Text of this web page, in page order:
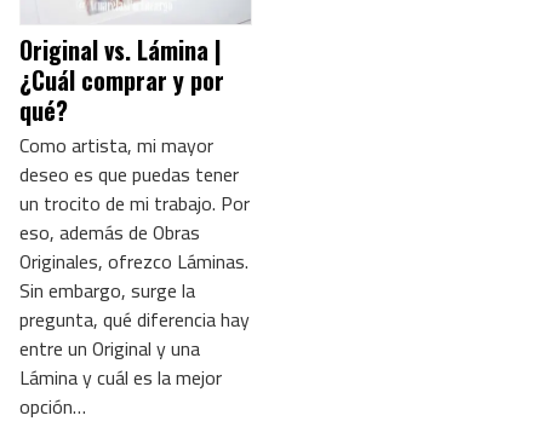
Original vs. Lámina |
¿Cuál comprar y por
qué?
Como artista, mi mayor
deseo es que puedas tener
un trocito de mi trabajo. Por
eso, además de Obras
Originales, ofrezco Láminas.
Sin embargo, surge la
pregunta, qué diferencia hay
entre un Original y una
Lámina y cuál es la mejor
opción…